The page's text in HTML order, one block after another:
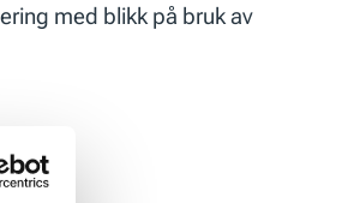
med blikk på bruk av